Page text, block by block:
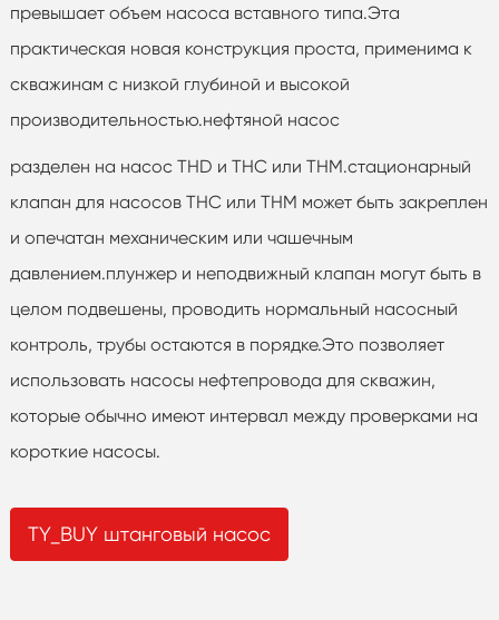
превышает объем насоса вставного типа.Эта
практическая новая конструкция проста, применима к
скважинам с низкой глубиной и высокой
производительностью.нефтяной насос
разделен на насос THD и THC или THM.стационарный
клапан для насосов THC или THM может быть закреплен
и опечатан механическим или чашечным
давлением.плунжер и неподвижный клапан могут быть в
целом подвешены, проводить нормальный насосный
контроль, трубы остаются в порядке.Это позволяет
использовать насосы нефтепровода для скважин,
которые обычно имеют интервал между проверками на
короткие насосы.
TY_BUY штанговый насос